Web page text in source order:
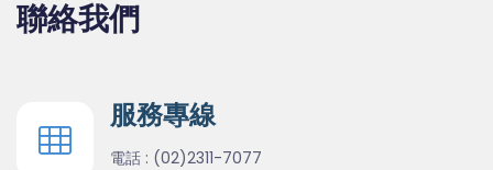
聯絡我們
服務專線
電話 : (02)2311-7077